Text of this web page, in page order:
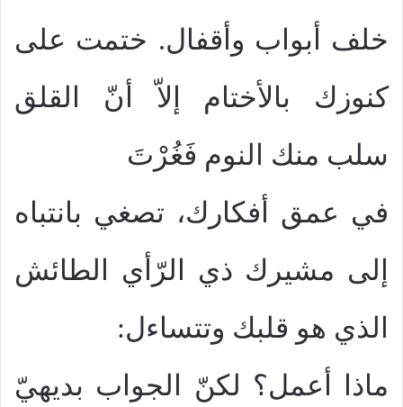
خلف أبواب وأقفال. ختمت على
كنوزك بالأختام إلاّ أنّ القلق
سلب منك النوم فَغُرْتَ
في عمق أفكارك، تصغي بانتباه
إلى مشيرك ذي الرّأي الطائش
الذي هو قلبك وتتساءل:
ماذا أعمل؟ لكنّ الجواب بديهيّ